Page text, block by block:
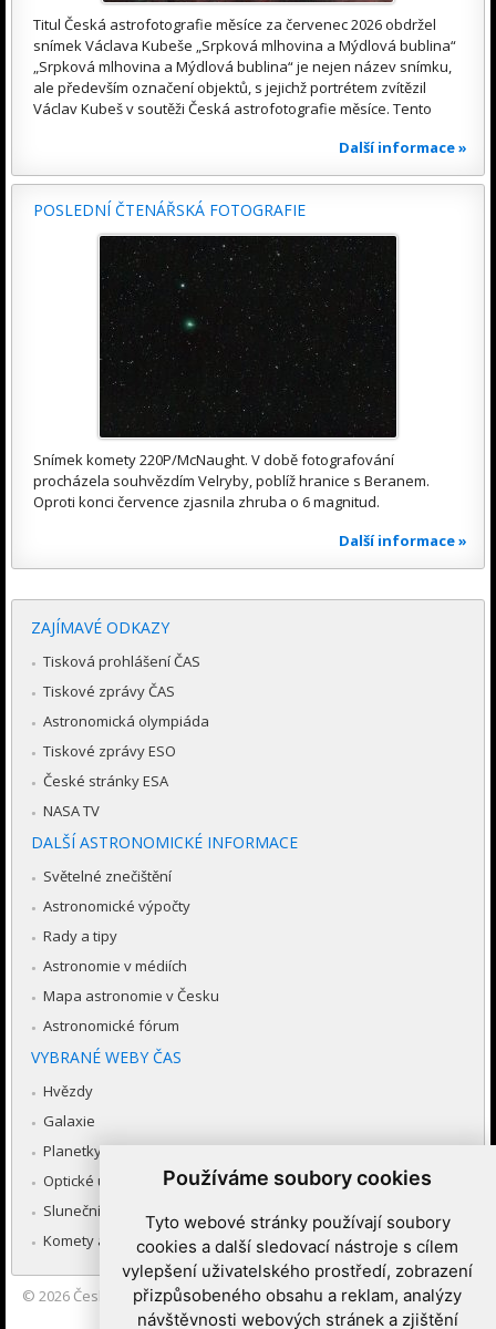
Používáme soubory cookies
Tyto webové stránky používají soubory
cookies a další sledovací nástroje s cílem
vylepšení uživatelského prostředí, zobrazení
přizpůsobeného obsahu a reklam, analýzy
návštěvnosti webových stránek a zjištění
Titul Česká astrofotografie měsíce za červenec 2026 obdržel
snímek Václava Kubeše „Srpková mlhovina a Mýdlová bublina“
„Srpková mlhovina a Mýdlová bublina“ je nejen název snímku,
ale především označení objektů, s jejichž portrétem zvítězil
Václav Kubeš v soutěži Česká astrofotografie měsíce. Tento
Další informace »
POSLEDNÍ ČTENÁŘSKÁ FOTOGRAFIE
Snímek komety 220P/McNaught. V době fotografování
procházela souhvězdím Velryby, poblíž hranice s Beranem.
Oproti konci července zjasnila zhruba o 6 magnitud.
Další informace »
ZAJÍMAVÉ ODKAZY
Tisková prohlášení ČAS
Tiskové zprávy ČAS
Astronomická olympiáda
Tiskové zprávy ESO
České stránky ESA
NASA TV
DALŠÍ ASTRONOMICKÉ INFORMACE
Světelné znečištění
Astronomické výpočty
Rady a tipy
Astronomie v médiích
Mapa astronomie v Česku
Astronomické fórum
VYBRANÉ WEBY ČAS
Hvězdy
Galaxie
Planetky
Optické úkazy v atmosféře
Sluneční soustava
Komety a meteory
© 2026 Česká astronomická společnost|Hvězdárna a planetárium
Brno spolupracuje se serverem Astro.cz